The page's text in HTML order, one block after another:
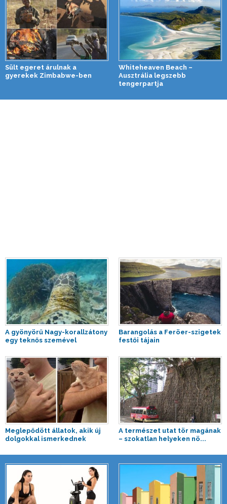
Sült egeret árulnak a
gyerekek Zimbabwe-ben
Whiteheaven Beach –
Ausztrália legszebb
tengerpartja
A gyönyörű Nagy-korallzátony
egy teknős szemével
Barangolás a Feröer-szigetek
festői tájain
Meglepődött állatok, akik új
dolgokkal ismerkednek
A természet utat tör magának
– szokatlan helyeken nö...